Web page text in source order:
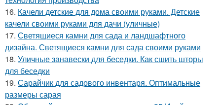
16. Качели детские для дома своими руками. Детские
качели своими руками для дачи (уличные)
17. Светящиеся камни для сада и ландшафтного
дизайна. Светящиеся камни для сада своими руками
18. Уличные занавески для беседки. Как сшить шторы
для беседки
19. Сарайчик для садового инвентаря. Оптимальные
размеры сарая